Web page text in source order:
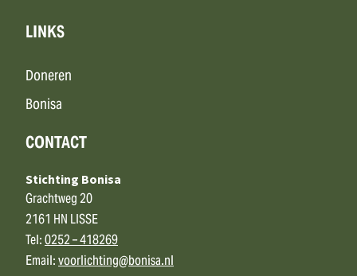
LINKS
Doneren
Bonisa
CONTACT
Stichting Bonisa
Grachtweg 20
2161 HN LISSE
Tel:0252 – 418269
Email:voorlichting@bonisa.nl